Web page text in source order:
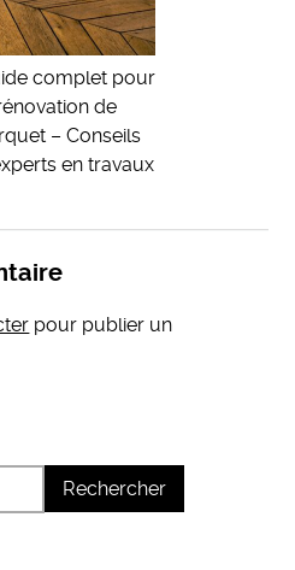
complet pour
de
– Conseils
en travaux
pour publier un